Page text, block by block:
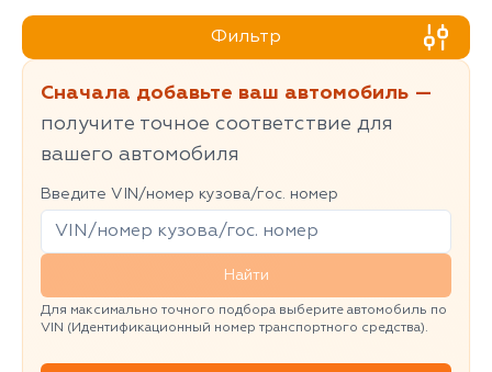
Фильтр
Сначала добавьте ваш автомобиль —
получите точное соответствие для
вашего автомобиля
Введите VIN/номер кузова/гос. номер
Найти
Для максимально точного подбора выберите автомобиль по
VIN (Идентификационный номер транспортного средства).